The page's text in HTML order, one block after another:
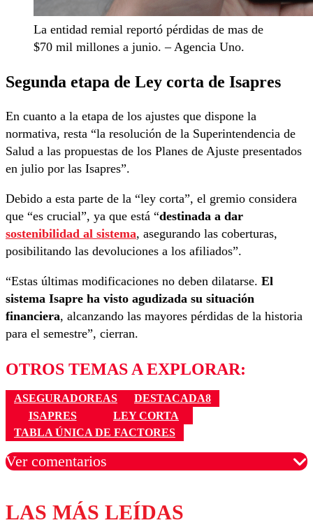
La entidad remial reportó pérdidas de mas de
$70 mil millones a junio. – Agencia Uno.
Segunda etapa de Ley corta de Isapres
En cuanto a la etapa de los ajustes que dispone la
normativa, resta “la resolución de la Superintendencia de
Salud a las propuestas de los Planes de Ajuste presentados
en julio por las Isapres”.
Debido a esta parte de la “ley corta”, el gremio considera
que “es crucial”, ya que está “destinada a dar
sostenibilidad al sistema, asegurando las coberturas,
posibilitando las devoluciones a los afiliados”.
“Estas últimas modificaciones no deben dilatarse. El
sistema Isapre ha visto agudizada su situación
financiera, alcanzando las mayores pérdidas de la historia
para el semestre”, cierran.
OTROS TEMAS A EXPLORAR:
ASEGURADOREAS
DESTACADA8
ISAPRES
LEY CORTA
TABLA ÚNICA DE FACTORES
Ver comentarios
Los comentarios son moderados para garantizar un
diálogo respetuoso.
LAS MÁS LEÍDAS